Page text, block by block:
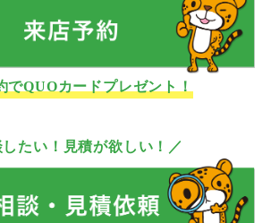
でQUOカードプレゼント！
したい！見積が欲しい！／